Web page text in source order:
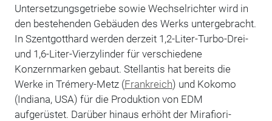
Untersetzungsgetriebe sowie Wechselrichter wird in
den bestehenden Gebäuden des Werks untergebracht.
In Szentgotthard werden derzeit 1,2-Liter-Turbo-Drei-
und 1,6-Liter-Vierzylinder für verschiedene
Konzernmarken gebaut. Stellantis hat bereits die
Werke in Trémery-Metz (Frankreich) und Kokomo
(Indiana, USA) für die Produktion von EDM
aufgerüstet. Darüber hinaus erhöht der Mirafiori-